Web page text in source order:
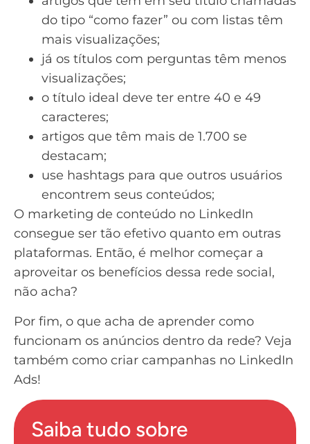
do tipo “como fazer” ou com listas têm
mais visualizações;
já os títulos com perguntas têm menos
visualizações;
o título ideal deve ter entre 40 e 49
caracteres;
artigos que têm mais de 1.700 se
destacam;
use hashtags para que outros usuários
encontrem seus conteúdos;
O marketing de conteúdo no LinkedIn
consegue ser tão efetivo quanto em outras
plataformas. Então, é melhor começar a
aproveitar os benefícios dessa rede social,
não acha?
Por fim, o que acha de aprender como
funcionam os anúncios dentro da rede? Veja
também como criar campanhas no LinkedIn
Ads!
Saiba tudo sobre